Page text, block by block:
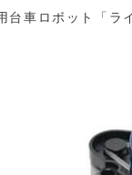
台車ロボット「ラ